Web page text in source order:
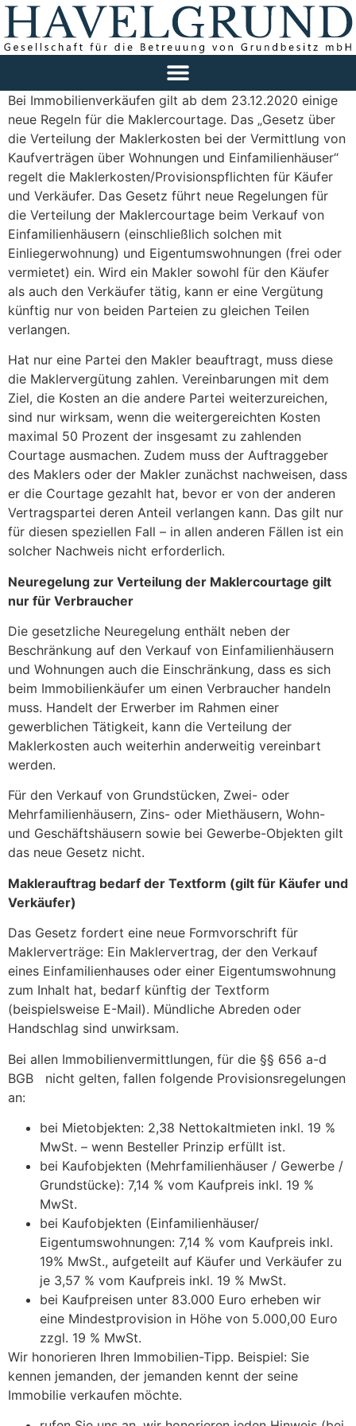
Bei Immobilienverkäufen gilt ab dem 23.12.2020 einige
neue Regeln für die Maklercourtage. Das „Gesetz über
die Verteilung der Maklerkosten bei der Vermittlung von
Kaufverträgen über Wohnungen und Einfamilienhäuser“
regelt die Maklerkosten/Provisionspflichten für Käufer
und Verkäufer. Das Gesetz führt neue Regelungen für
die Verteilung der Maklercourtage beim Verkauf von
Einfamilienhäusern (einschließlich solchen mit
Einliegerwohnung) und Eigentumswohnungen (frei oder
vermietet) ein. Wird ein Makler sowohl für den Käufer
als auch den Verkäufer tätig, kann er eine Vergütung
künftig nur von beiden Parteien zu gleichen Teilen
verlangen.
Hat nur eine Partei den Makler beauftragt, muss diese
die Maklervergütung zahlen. Vereinbarungen mit dem
Ziel, die Kosten an die andere Partei weiterzureichen,
sind nur wirksam, wenn die weitergereichten Kosten
maximal 50 Prozent der insgesamt zu zahlenden
Courtage ausmachen. Zudem muss der Auftraggeber
des Maklers oder der Makler zunächst nachweisen, dass
er die Courtage gezahlt hat, bevor er von der anderen
Vertragspartei deren Anteil verlangen kann. Das gilt nur
für diesen speziellen Fall – in allen anderen Fällen ist ein
solcher Nachweis nicht erforderlich.
Neuregelung zur Verteilung der Maklercourtage gilt
nur für Verbraucher
Die gesetzliche Neuregelung enthält neben der
Beschränkung auf den Verkauf von Einfamilienhäusern
und Wohnungen auch die Einschränkung, dass es sich
beim Immobilienkäufer um einen Verbraucher handeln
muss. Handelt der Erwerber im Rahmen einer
gewerblichen Tätigkeit, kann die Verteilung der
Maklerkosten auch weiterhin anderweitig vereinbart
werden.
Für den Verkauf von Grundstücken, Zwei- oder
Mehrfamilienhäusern, Zins- oder Miethäusern, Wohn-
und Geschäftshäusern sowie bei Gewerbe-Objekten gilt
das neue Gesetz nicht.
Maklerauftrag bedarf der Textform (gilt für Käufer und
Verkäufer)
Das Gesetz fordert eine neue Formvorschrift für
Maklerverträge: Ein Maklervertrag, der den Verkauf
eines Einfamilienhauses oder einer Eigentumswohnung
zum Inhalt hat, bedarf künftig der Textform
(beispielsweise E-Mail). Mündliche Abreden oder
Handschlag sind unwirksam.
Bei allen Immobilienvermittlungen, für die §§ 656 a-d
BGB nicht gelten, fallen folgende Provisionsregelungen
an:
bei Mietobjekten: 2,38 Nettokaltmieten inkl. 19 %
MwSt. – wenn Besteller Prinzip erfüllt ist.
bei Kaufobjekten (Mehrfamilienhäuser / Gewerbe /
Grundstücke): 7,14 % vom Kaufpreis inkl. 19 %
MwSt.
bei Kaufobjekten (Einfamilienhäuser/
Eigentumswohnungen: 7,14 % vom Kaufpreis inkl.
19% MwSt., aufgeteilt auf Käufer und Verkäufer zu
je 3,57 % vom Kaufpreis inkl. 19 % MwSt.
bei Kaufpreisen unter 83.000 Euro erheben wir
eine Mindestprovision in Höhe von 5.000,00 Euro
zzgl. 19 % MwSt.
Wir honorieren Ihren Immobilien-Tipp. Beispiel: Sie
kennen jemanden, der jemanden kennt der seine
Immobilie verkaufen möchte.